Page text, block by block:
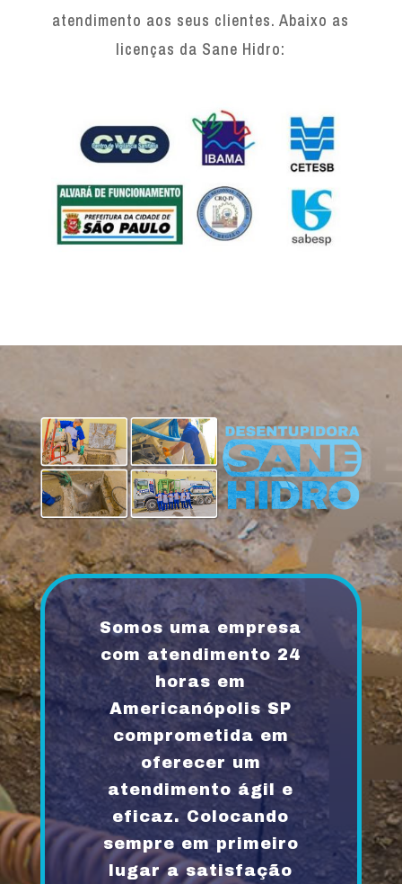
atendimento aos seus clientes. Abaixo as
licenças da Sane Hidro:
Somos uma empresa
com atendimento 24
horas em
Americanópolis SP
comprometida em
oferecer um
atendimento ágil e
eficaz. Colocando
sempre em primeiro
lugar a satisfação